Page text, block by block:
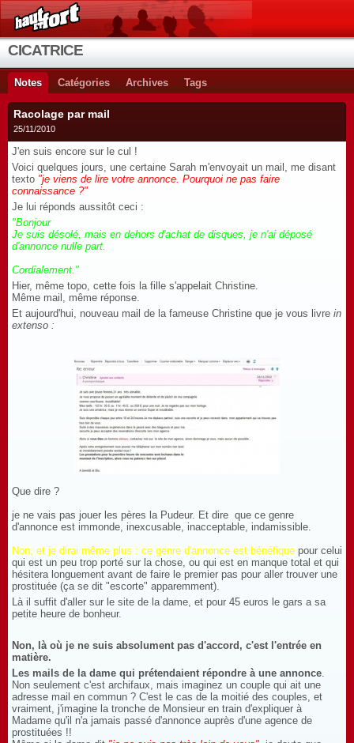
CICATRICE
Notes Catégories Archives Tags
Racolage par mail
25/11/2010
J'en suis encore sur le cul !
Voici quelques jours, une certaine Sarah m'envoyait un mail, me disant
texto "je viens de lire votre annonce. Pourquoi ne pas faire
connaissance ?"
Je lui réponds aussitôt ceci :
"Bonjour
Je suis désolé, mais en dehors d'achat de disques, je n'ai déposé
d'annonce nulle part.
Cordialement."
Hier, même topo, cette fois la fille s'appelait Christine.
Même mail, même réponse.
Et aujourd'hui, nouveau mail de la fameuse Christine que je vous livre in
extenso :
Que dire ?
je ne vais pas jouer les pères la Pudeur. Et dire que ce genre
d'annonce est immonde, inexcusable, inacceptable, indamissible.
Non, et je dirai même plus : ce genre d'annonce est bénéfique pour celui
qui est un peu trop porté sur la chose, ou qui est en manque total et qui
hésitera longuement avant de faire le premier pas pour aller trouver une
prostituée (ça se dit "escorte" apparemment).
Là il suffit d'aller sur le site de la dame, et pour 45 euros le gars a sa
petite heure de bonheur.
Non, là où je ne suis absolument pas d'accord, c'est l'entrée en
matière.
Les mails de la dame qui prétendaient répondre à une annonce.
Non seulement c'est archifaux, mais imaginez un couple qui ait une
adresse mail en commun ? C'est le cas de la moitié des couples, et
vraiment, j'imagine la tronche de Monsieur en train d'expliquer à
Madame qu'il n'a jamais passé d'annonce auprès d'une agence de
prostituées !!